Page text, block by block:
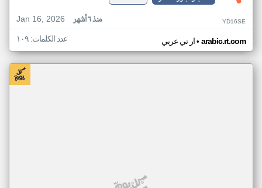
Jan 16, 2026
منذ ٦ أشهر YD16SE
ار تي عربي• arabic.rt.com عدد الكلمات: ١٠٩